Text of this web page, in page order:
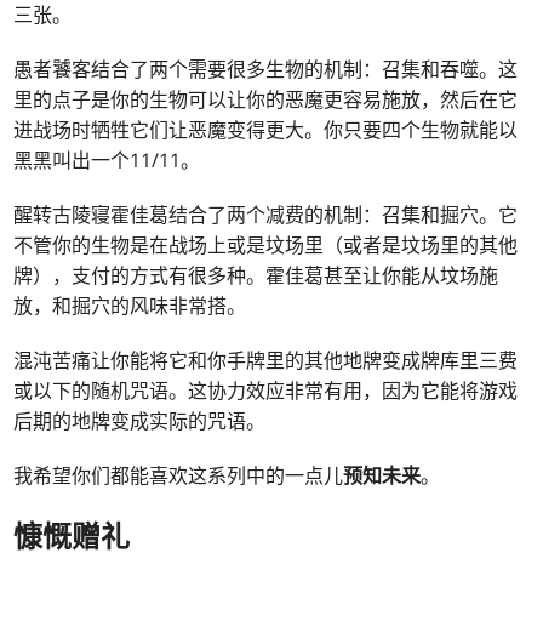
三张。
愚者饕客结合了两个需要很多生物的机制：召集和吞噬。这
里的点子是你的生物可以让你的恶魔更容易施放，然后在它
进战场时牺牲它们让恶魔变得更大。你只要四个生物就能以
黑黑叫出一个11/11。
醒转古陵寝霍佳葛结合了两个减费的机制：召集和掘穴。它
不管你的生物是在战场上或是坟场里（或者是坟场里的其他
牌），支付的方式有很多种。霍佳葛甚至让你能从坟场施
放，和掘穴的风味非常搭。
混沌苦痛让你能将它和你手牌里的其他地牌变成牌库里三费
或以下的随机咒语。这协力效应非常有用，因为它能将游戏
后期的地牌变成实际的咒语。
我希望你们都能喜欢这系列中的一点儿预知未来。
慷慨赠礼